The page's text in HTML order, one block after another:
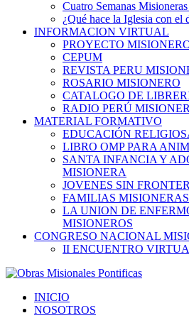
Cuatro Semanas
¿Qué hace la Iglesia con el
INFORMACION VIRTUAL
PROYECTO
CEPUM
REVISTA PERU
ROSARIO MISIONERO
CATALOGO DE
RADIO PERÚ
MATERIAL FORMATIVO
EDUCACIÓN
LIBRO OMP PARA
SANTA INFANCIA Y
MISIONERA
JOVENES SIN
FAMILIAS MISIONERAS
LA UNION DE
MISIONEROS
CONGRESO NACIONAL
II ENCUENTRO
INICIO
NOSOTROS